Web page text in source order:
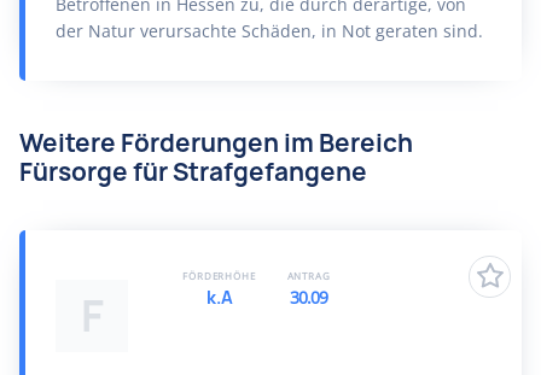
der Natur verursachte Schäden, in Not geraten sind.
Weitere Förderungen im Bereich
Fürsorge für Strafgefangene
F
FÖRDERHÖHE
k.A
ANTRAG
30.09